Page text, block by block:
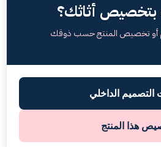
أثاثك؟
أو تخصيص المنتج حسب ذوقك
الداخلي
هذا المنتج